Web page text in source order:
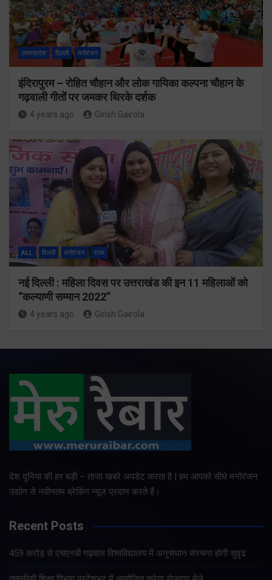
उत्तरप्रदेश दिल्ली मनोरंजन
इंदिरापुरम – रोहित चौहान और लोक गायिका कल्पना चौहान के
गढ़वाली गीतों पर जमकर थिरके दर्शक
4 years ago Girish Gairola
ALL दिल्ली मनोरंजन राज्य
नई दिल्ली : महिला दिवस पर उत्तराखंड की इन 11 महिलाओं को
“कल्याणी सम्मान 2022”
4 years ago Girish Gairola
देश दुनिया की हर बड़ी – ताजा खबरे अपडेट करता है | हम आपको सीधे मनोरंजन
उद्योग से नवीनतम ब्रेकिंग न्यूज प्रदान करते हैं।
Recent Posts
459 करोड़ से एचएनबी गढ़वाल विश्वविद्यालय में अनुसंधान संरचना होगी सुदृढ